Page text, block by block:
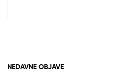
NEDAVNE OBJAVE